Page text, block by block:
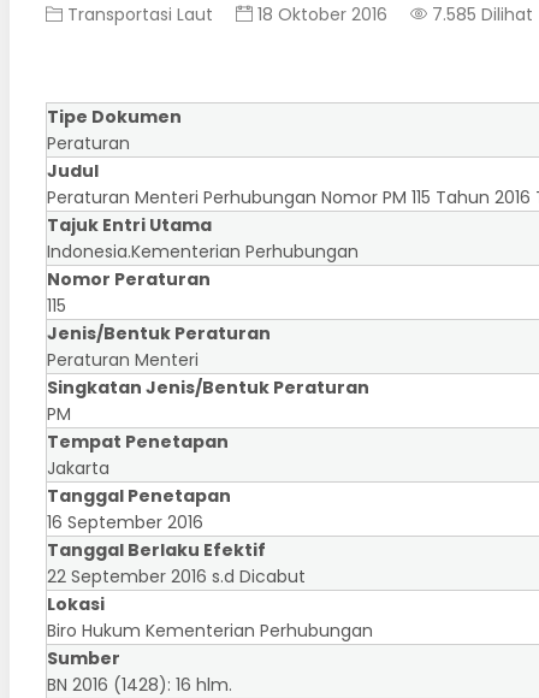
Transportasi Laut 18 Oktober 2016 7.585 Dilihat
Tipe Dokumen
Peraturan
Judul
Peraturan Menteri Perhubungan Nomor PM 115 Tahun
Tajuk Entri Utama
Indonesia.Kementerian Perhubungan
Nomor Peraturan
115
Jenis/Bentuk Peraturan
Peraturan Menteri
Singkatan Jenis/Bentuk Peraturan
PM
Tempat Penetapan
Jakarta
Tanggal Penetapan
16 September 2016
Tanggal Berlaku Efektif
22 September 2016 s.d Dicabut
Lokasi
Biro Hukum Kementerian Perhubungan
Sumber
BN 2016 (1428): 16 hlm.